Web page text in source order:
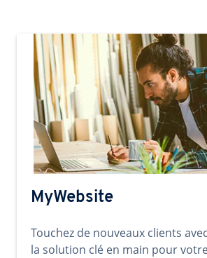
MyWebsite
Touchez de nouveaux clients
la solution clé en main pour